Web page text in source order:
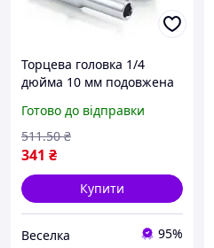
Торцева головка 1/4
дюйма 10 мм подовжена
місцях і ремонту
автомобілів FLAME
Готово до відправки
341 ₴
511.50 ₴
Купити
Веселка 95%